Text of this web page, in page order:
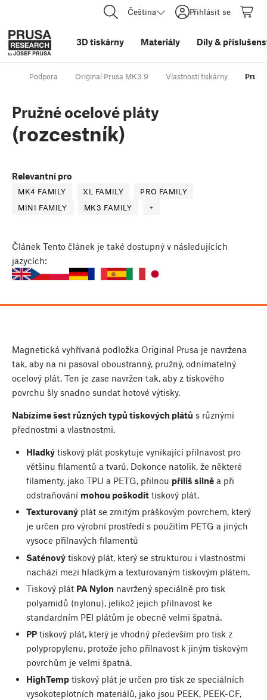
Čeština Přihlásit se
3D tiskárny Materiály Díly&
Podpora Original Prusa MK3.9 Vlastnosti tiskárny
Pružné ocelové pláty
(rozcestník)
Relevantní pro
MK4 FAMILY XL FAMILY
PRO FAMILY
MINI FAMILY
MK3 FAMILY +
Článek Tento článek je také dostupný v následujících
jazycích:
Magnetická vyhřívaná podložka Original Prusa je navržena
tak, aby na ni pasoval oboustranný, pružný, odnímatelný
ocelový plát. Ten je zase navržen tak, aby z tiskového
povrchu šly snadno sundat hotové výtisky.
Nabízíme šest různých typů tiskových plátů s různými
přednostmi a vlastnostmi.
Hladkýtiskový plát poskytuje vynikající přilnavost pro
většinu filamentů a tvarů. Dokonce natolik, že některé
filamenty, jako TPU a PETG, přilnou příliš silněa při
odstraňování mohou poškodittiskový plát.
Texturovanýplát se zrnitým práškovým povrchem, který
je určen pro výrobní prostředí s použitím PETG a jiných
vysoce přilnavých filamentů
Saténovýtiskový plát, který se strukturou i vlastnostmi
nachází mezi hladkým a texturovaným tiskovým plátem.
Tiskový plát PA Nylonnavržený speciálně pro tisk
polyamidů (nylonu), jelikož jejich přilnavost ke
standardním PEI plátům je obecně velmi špatná.
PPtiskový plát, který je vhodný především pro tisk z
polypropylenu, protože jeho přilnavost k jiným tiskovým
povrchům je velmi špatná.
HighTemptiskový plát je určen pro tisk ze speciálních
vysokoteplotních materiálů, jako jsou PEEK, PEEK-CF,